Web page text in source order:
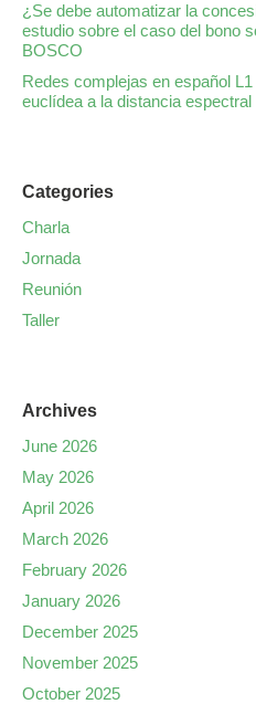
¿Se debe automatizar la
estudio sobre el caso del bono
BOSCO
Redes complejas en español
euclídea a la distancia espectral
Categories
Charla
Jornada
Reunión
Taller
Archives
June 2026
May 2026
April 2026
March 2026
February 2026
January 2026
December 2025
November 2025
October 2025